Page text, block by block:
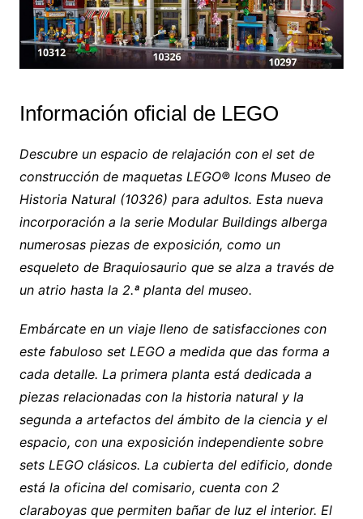
Información oficial de LEGO
Descubre un espacio de relajación con el set de
construcción de maquetas LEGO® Icons Museo de
Historia Natural (10326) para adultos. Esta nueva
incorporación a la serie Modular Buildings alberga
numerosas piezas de exposición, como un
esqueleto de Braquiosaurio que se alza a través de
un atrio hasta la 2.ª planta del museo.
Embárcate en un viaje lleno de satisfacciones con
este fabuloso set LEGO a medida que das forma a
cada detalle. La primera planta está dedicada a
piezas relacionadas con la historia natural y la
segunda a artefactos del ámbito de la ciencia y el
espacio, con una exposición independiente sobre
sets LEGO clásicos. La cubierta del edificio, donde
está la oficina del comisario, cuenta con 2
claraboyas que permiten bañar de luz el interior. El